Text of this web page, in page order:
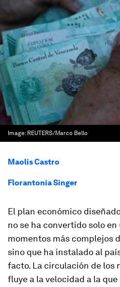
Image: REUTERS/Marco Bello
Maolis Castro
Florantonia Singer
El plan económico
no se ha convertido solo en
momentos más complejos
sino que ha instalado al
facto. La circulación de los
fluye a la velocidad a la que